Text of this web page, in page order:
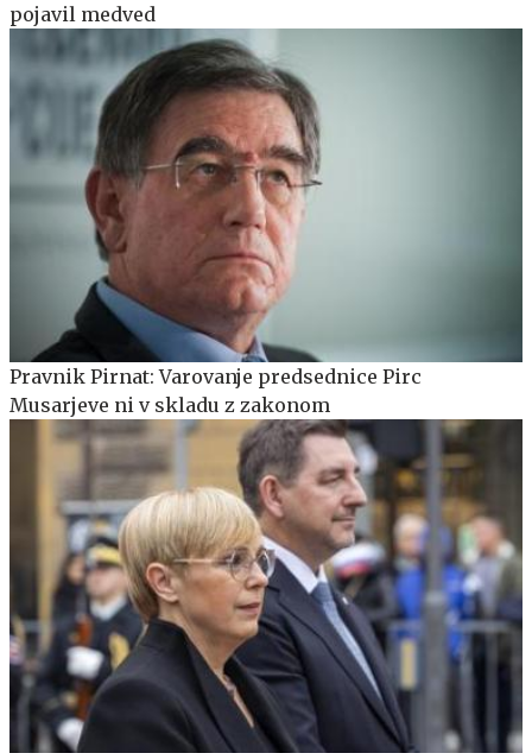
pojavil medved
Pravnik Pirnat: Varovanje predsednice Pirc
Musarjeve ni v skladu z zakonom